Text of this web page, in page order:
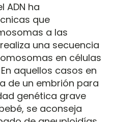
ADN ha
que
a las
una secuencia
en células
aquellos casos en
de un embrión para
genética grave
se aconseja